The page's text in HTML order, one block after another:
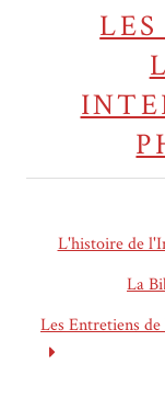
L'histoire de
La
Les Entretiens